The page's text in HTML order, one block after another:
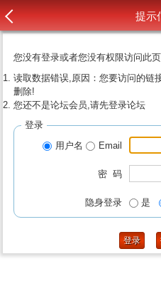
提示
您没有登录或者您没有权限访问此
读取数据错误,原因：您要访问的链
删除!
您还不是论坛会员,请先登录论坛
登录
用户名
Email
密 码
隐身登录 是